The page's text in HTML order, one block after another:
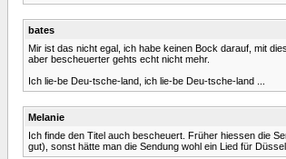
bates
Mir ist das nicht egal, ich habe keinen Bock darauf, mit
aber bescheuerter gehts echt nicht mehr.
Ich lie-be Deu-tsche-land, ich lie-be Deu-tsche-land ...
Melanie
Ich finde den Titel auch bescheuert. Früher hiessen die
gut), sonst hätte man die Sendung wohl ein Lied für